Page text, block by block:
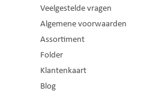
Veelgestelde vragen
Algemene voorwaarden
Assortiment
Folder
Klantenkaart
Blog